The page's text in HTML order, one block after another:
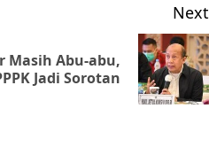
Next
Masih Abu-abu,
Jadi Sorotan